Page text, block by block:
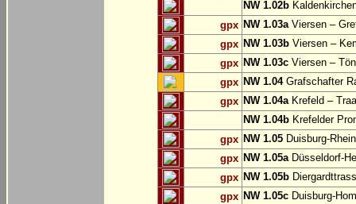
NW 1.02b
gpx NW 1.03aViersen –
gpx NW 1.03b Viersen –
gpx NW 1.03c Viersen –
gpx NW 1.04Grafschafter
gpx NW 1.04aKrefeld –
NW 1.04b Krefelder
gpx NW 1.05 Duisburg-
gpx NW 1.05aDüsseldorf-
gpx NW 1.05b
gpx NW 1.05c Duisburg-